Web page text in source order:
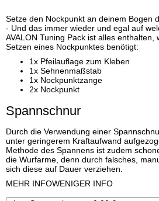
Setze den Nockpunkt an deinem Bogen
- Und das immer wieder und egal auf
AVALON Tuning Pack ist alles enthalten,
Setzen eines Nockpunktes benötigt:
1x Pfeilauflage zum Kleben
1x Sehnenmaßstab
1x Nockpunktzange
2x Nockpunkt
Spannschnur
Durch die Verwendung einer
unter geringerem Kraftaufwand
Methode des Spannens ist zudem
die Wurfarme, denn durch falsches,
sich diese auf Dauer verziehen.
xMEHR INFOWENIGER INFO